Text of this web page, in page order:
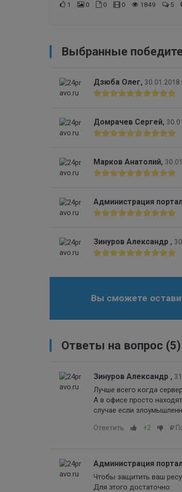
1
0 0 0 1849 5
Выбранные
Дзюба Олег, 30.01.2018
Домрачев Сергей,
Марков Анатолий,
Администрация
Зинуров Александр ,
Вы сможете
Ответы на вопрос (5)
Зинуров Александр ,
Лучше всего когда
А в офисе просто
случае если
Ответить +2
Администрация
Чтобы защитить ваш
Для этого достаточно: